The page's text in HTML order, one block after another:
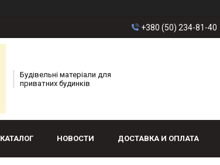
+380 (50) 234-81-40
Будівельні матеріали для
приватних будинків
КАТАЛОГ НОВОСТИ ДОСТАВКА И ОПЛАТА